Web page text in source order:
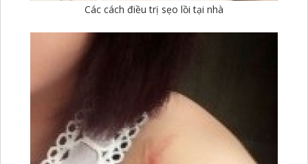
Các cách điều trị sẹo lồi tại nhà